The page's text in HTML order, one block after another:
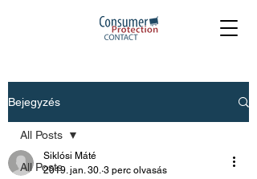
Bejegyzés
All Posts
All Posts
Siklósi Máté
2019. jan. 30. 3 perc olvasás